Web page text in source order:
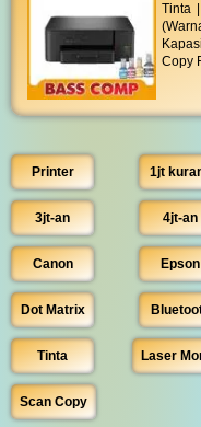
Tinta
Copy
Printer 1jt
3jt-an 4jt-an
Canon Epson
Dot Matrix
Tinta Laser
Scan Copy